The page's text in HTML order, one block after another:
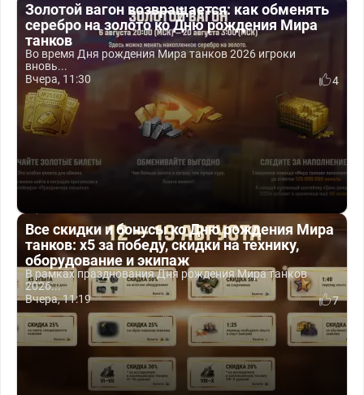
Золотой вагон возвращается: как обменять
серебро на золото ко Дню рождения Мира
танков
Во время Дня рождения Мира танков 2026 игроки
вновь...
Вчера, 11:30
4
Все скидки и бонусы ко Дню рождения Мира
танков: x5 за победу, скидки на технику,
оборудование и экипаж
В рамках празднования Дня рождения Мира танков
2026...
Вчера, 11:19
7